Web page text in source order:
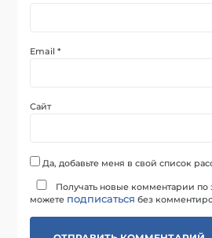
Email*
Сайт
Да, добавьте меня в свой список
Получать новые комментарии по
можете подписаться без